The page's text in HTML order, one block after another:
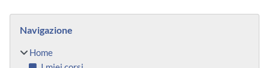
Blocchi
Navigazione
Home